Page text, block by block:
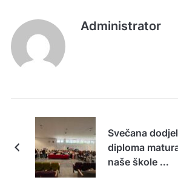
Administrator
Svečana
diploma
naše škole ...